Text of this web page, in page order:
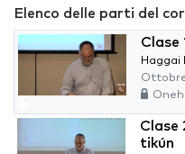
Elenco delle parti del
Clase
Haggai
Ottobre
Clase
tikún